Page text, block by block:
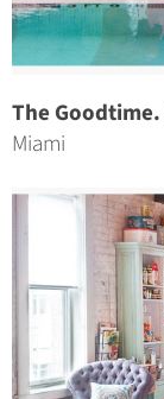
The Goodtime.
Miami